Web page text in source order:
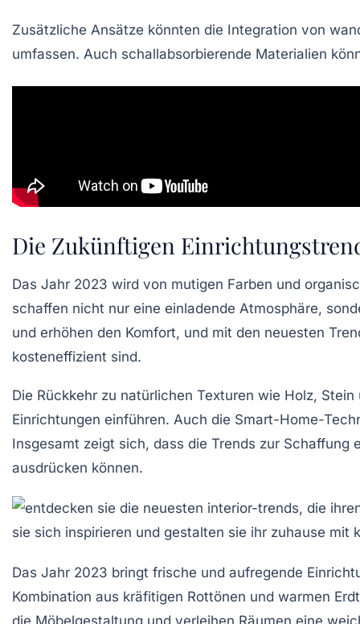
Zusätzliche Ansätze könnten die Integration von
umfassen. Auch schallabsorbierende Materialien
Die Zukünftigen
Das Jahr 2023 wird von mutigen Farben und
schaffen nicht nur eine einladende Atmosphäre,
und erhöhen den Komfort, und mit den neuesten
kosteneffizient sind.
Die Rückkehr zu natürlichen Texturen wie Holz, Stein
Einrichtungen einführen. Auch die Smart-Home-
Insgesamt zeigt sich, dass die Trends zur Schaffung
ausdrücken können.
Das Jahr 2023 bringt frische und aufregende
Kombination aus kräfitigen Rottönen und warmen